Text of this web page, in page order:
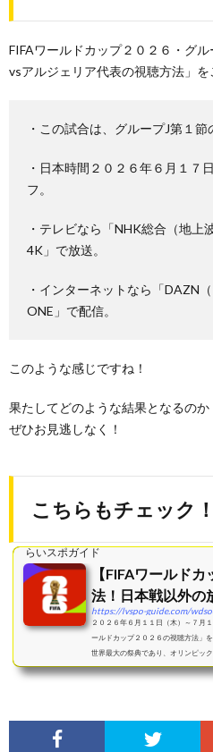
FIFAワールドカップ２０２６・グ
vsアルジェリア代表の視聴方法」を
・この試合は、グループJ第１節
・日本時間２０２６年６月１７
フ。
・テレビなら「NHK総合（地上
4K」で放送。
・インターネットなら「DAZN
ONE」で配信。
このような感じですね！
果たしてどのような結果となるのか
ぜひお見逃しなく！
こちらもチェック！
らいスポガイド
【FIFAワールド
法！日本戦以外の
https://lvspo-guide.com/
２０２６年６月１１日（木）～７月
ールドカップ２０２６の視聴方法」
世界最大の祭典であり、オリンピッ
回大会であり、...